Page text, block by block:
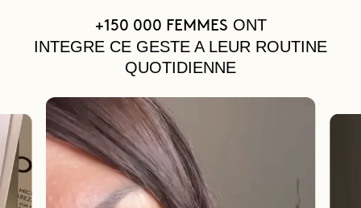
+150 000 FEMMES ONT
INTEGRE CE GESTE A LEUR ROUTINE
QUOTIDIENNE